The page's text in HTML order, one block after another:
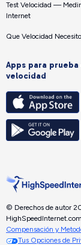
Test Velocidad —
Internet
Que Velocidad Necesito
Apps para prueba
velocidad
© Derechos de autor
HighSpeedInternet.com.
Compensación y
Tus Opciones de